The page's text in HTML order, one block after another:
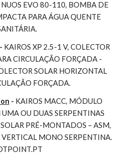
EVO 80-110, BOMBA DE
PARA ÁGUA QUENTE
- KAIROS XP 2.5-1 V, COLECTOR
CIRCULAÇÃO FORÇADA -
SOLAR HORIZONTAL
FORÇADA.
- KAIROS MACC, MÓDULO
OU DUAS SERPENTINAS
PRÉ-MONTADOS – ASM,
MONO SERPENTINA.